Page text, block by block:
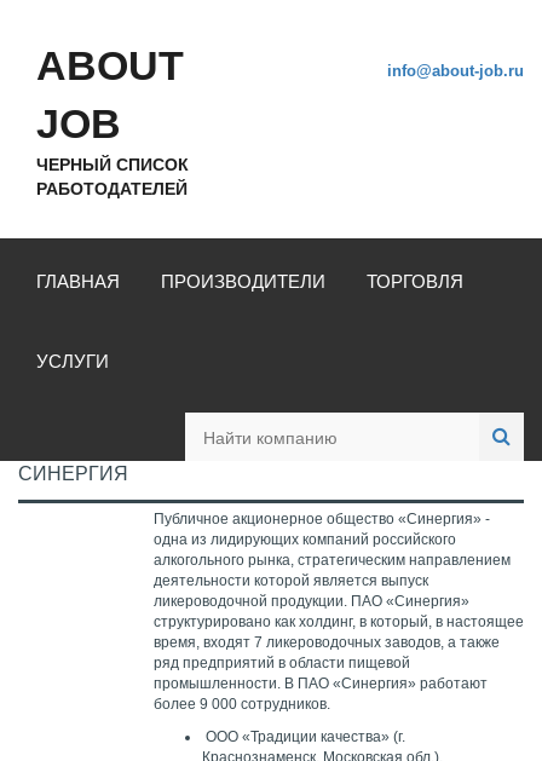
ABOUT
JOB
ЧЕРНЫЙ СПИСОК
РАБОТОДАТЕЛЕЙ
info@about-job.ru
ГЛАВНАЯ ПРОИЗВОДИТЕЛИ ТОРГОВЛЯ
УСЛУГИ
СИНЕРГИЯ
Публичное акционерное общество «Синергия» -
одна из лидирующих компаний российского
алкогольного рынка, стратегическим направлением
деятельности которой является выпуск
ликероводочной продукции. ПАО «Синергия»
структурировано как холдинг, в который, в настоящее
время, входят 7 ликероводочных заводов, а также
ряд предприятий в области пищевой
промышленности. В ПАО «Синергия» работают
более 9 000 сотрудников.
ООО «Традиции качества» (г.
Краснознаменск, Московская обл.),